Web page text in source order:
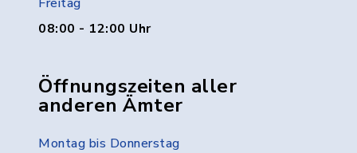
08:00 - 12:00 Uhr
Öffnungszeiten aller
anderen Ämter
Montag bis Donnerstag